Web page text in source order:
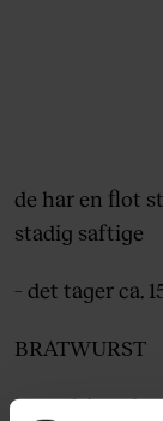
de har en flot
stadig saftige
– det tager ca.
BRATWURST
Den ultimative